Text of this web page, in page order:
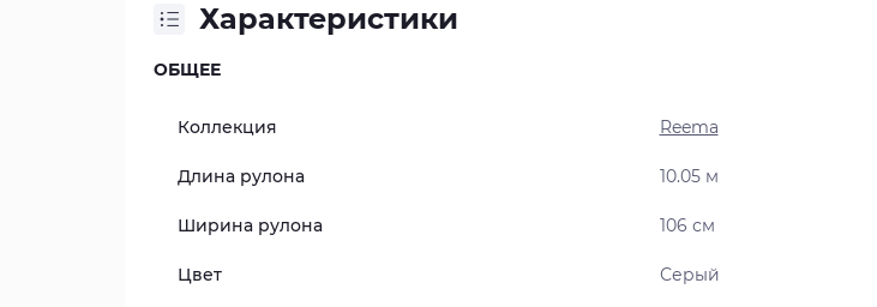
Характеристики
ОБЩЕЕ
Коллекция Reema
Длина рулона 10.05 м
Ширина рулона 106 см
Цвет Серый